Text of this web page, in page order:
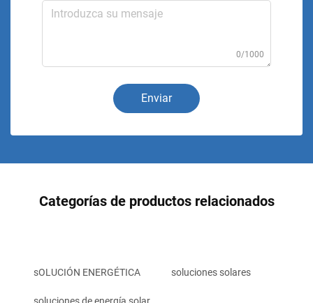
0/1000
Enviar
Categorías de productos relacionados
sOLUCIÓN ENERGÉTICA soluciones solares